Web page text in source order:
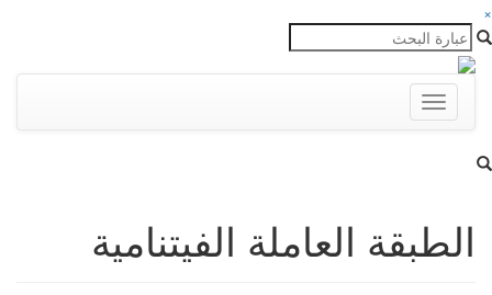
×
Toggle
navigation
الطبقة العاملة الفيتنامية